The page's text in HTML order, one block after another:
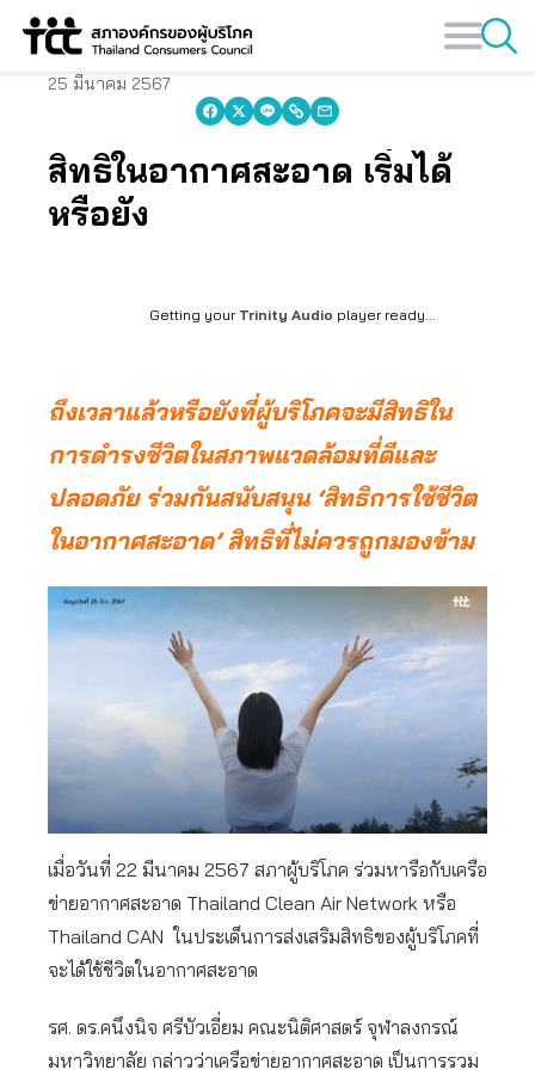
Skip
25 มีนาคม 2567
สิทธิในอากาศสะอาด เริ่มได้
หรือยัง
Getting your Trinity Audio player ready...
ถึงเวลาแล้วหรือยังที่ผู้บริโภคจะมีสิทธิใน
การดำรงชีวิตในสภาพแวดล้อมที่ดีและ
ปลอดภัย ร่วมกันสนับสนุน ‘สิทธิการใช้ชีวิต
ในอากาศสะอาด’ สิทธิที่ไม่ควรถูกมองข้าม
เมื่อวันที่ 22 มีนาคม 2567 สภาผู้บริโภค ร่วมหารือกับเครือ
ข่ายอากาศสะอาด Thailand Clean Air Network หรือ
Thailand CAN ในประเด็นการส่งเสริมสิทธิของผู้บริโภคที่
จะได้ใช้ชีวิตในอากาศสะอาด
รศ. ดร.คนึงนิจ ศรีบัวเอี่ยม คณะนิติศาสตร์ จุฬาลงกรณ์
มหาวิทยาลัย กล่าวว่าเครือข่ายอากาศสะอาด เป็นการรวม